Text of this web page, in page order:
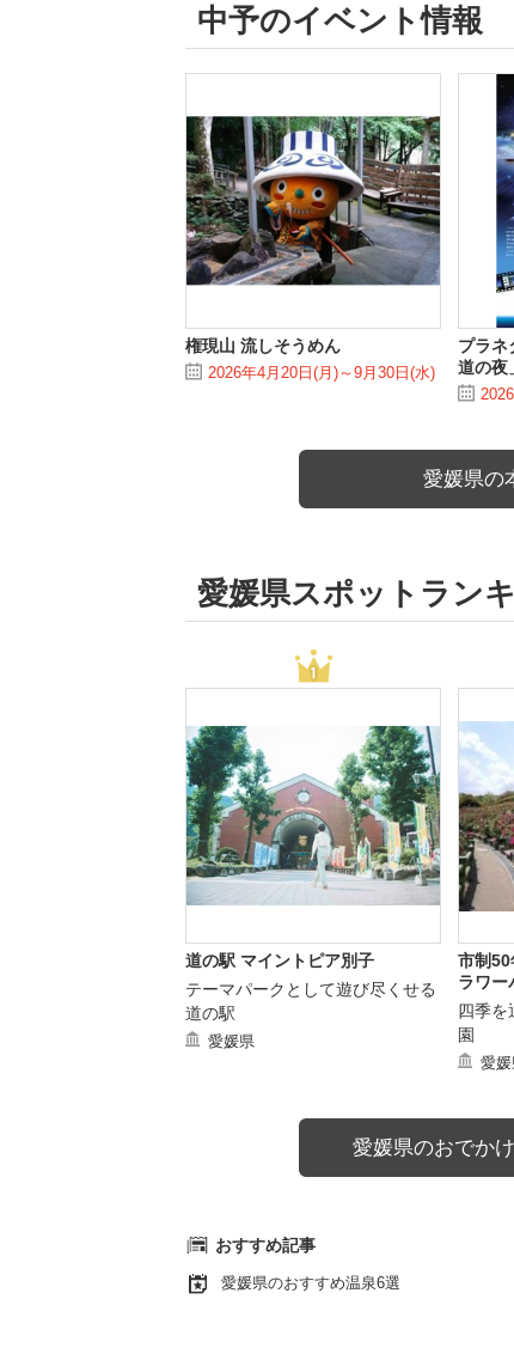
中予のイベント情報
権現山 流しそうめん
2026年4月20日(月)～9月30日(水)
プラネ
道の夜
愛媛県の
愛媛県スポットラン
道の駅 マイントピア別子
テーマパークとして遊び尽くせる
道の駅
愛媛県
市制50
ラワー
四季を
園
愛
愛媛県のおでか
おすすめ記事
愛媛県のおすすめ温泉6選